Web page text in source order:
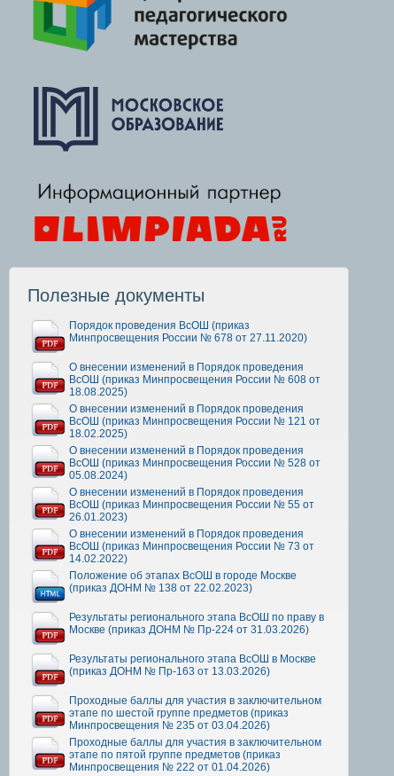
Полезные документы
Порядок проведения ВсОШ (приказ
Минпросвещения России № 678 от 27.11.2020)
О внесении изменений в Порядок проведения
ВсОШ (приказ Минпросвещения России № 608 от
18.08.2025)
О внесении изменений в Порядок проведения
ВсОШ (приказ Минпросвещения России № 121 от
18.02.2025)
О внесении изменений в Порядок проведения
ВсОШ (приказ Минпросвещения России № 528 от
05.08.2024)
О внесении изменений в Порядок проведения
ВсОШ (приказ Минпросвещения России № 55 от
26.01.2023)
О внесении изменений в Порядок проведения
ВсОШ (приказ Минпросвещения России № 73 от
14.02.2022)
Положение об этапах ВсОШ в городе Москве
(приказ ДОНМ № 138 от 22.02.2023)
Результаты регионального этапа ВсОШ по праву в
Москве (приказ ДОНМ № Пр-224 от 31.03.2026)
Результаты регионального этапа ВсОШ в Москве
(приказ ДОНМ № Пр-163 от 13.03.2026)
Проходные баллы для участия в заключительном
этапе по шестой группе предметов (приказ
Минпросвещения № 235 от 03.04.2026)
Проходные баллы для участия в заключительном
этапе по пятой группе предметов (приказ
Минпросвещения № 222 от 01.04.2026)